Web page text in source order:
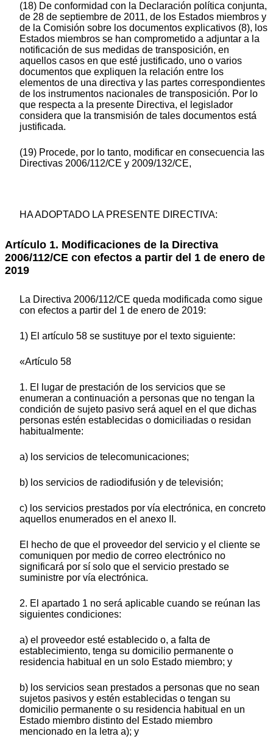
(18) De conformidad con la Declaración política conjunta,
de 28 de septiembre de 2011, de los Estados miembros y
de la Comisión sobre los documentos explicativos (8), los
Estados miembros se han comprometido a adjuntar a la
notificación de sus medidas de transposición, en
aquellos casos en que esté justificado, uno o varios
documentos que expliquen la relación entre los
elementos de una directiva y las partes correspondientes
de los instrumentos nacionales de transposición. Por lo
que respecta a la presente Directiva, el legislador
considera que la transmisión de tales documentos está
justificada.
(19) Procede, por lo tanto, modificar en consecuencia las
Directivas 2006/112/CE y 2009/132/CE,
HA ADOPTADO LA PRESENTE DIRECTIVA:
Artículo 1. Modificaciones de la Directiva
2006/112/CE con efectos a partir del 1 de enero de
2019
La Directiva 2006/112/CE queda modificada como sigue
con efectos a partir del 1 de enero de 2019:
1) El artículo 58 se sustituye por el texto siguiente:
«Artículo 58
1. El lugar de prestación de los servicios que se
enumeran a continuación a personas que no tengan la
condición de sujeto pasivo será aquel en el que dichas
personas estén establecidas o domiciliadas o residan
habitualmente:
a) los servicios de telecomunicaciones;
b) los servicios de radiodifusión y de televisión;
c) los servicios prestados por vía electrónica, en concreto
aquellos enumerados en el anexo II.
El hecho de que el proveedor del servicio y el cliente se
comuniquen por medio de correo electrónico no
significará por sí solo que el servicio prestado se
suministre por vía electrónica.
2. El apartado 1 no será aplicable cuando se reúnan las
siguientes condiciones:
a) el proveedor esté establecido o, a falta de
establecimiento, tenga su domicilio permanente o
residencia habitual en un solo Estado miembro; y
b) los servicios sean prestados a personas que no sean
sujetos pasivos y estén establecidas o tengan su
domicilio permanente o su residencia habitual en un
Estado miembro distinto del Estado miembro
mencionado en la letra a); y